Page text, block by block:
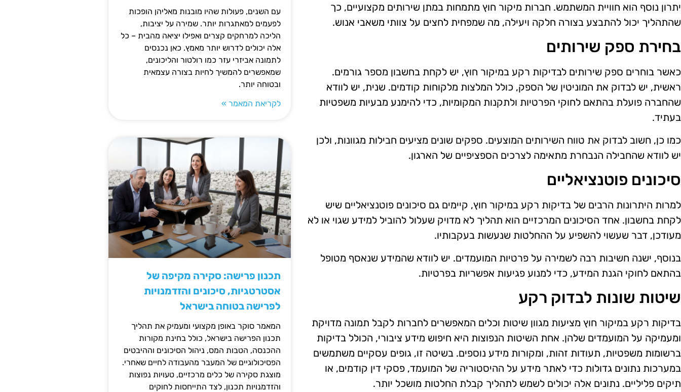
יתרון נוסף הוא חוויית המשתמש. חברות מיקור חוץ מתמחות במתן שירותים מקצועיים, כך
שהתהליך יכול להתבצע בצורה חלקה ויעילה, מה שמפחית לחצים על צוותי משאבי אנוש.
בחירת ספק שירותים
כאשר בוחרים ספק שירותים לבדיקות רקע במיקור חוץ, יש לקחת בחשבון מספר גורמים.
ראשית, יש לבדוק את המוניטין של הספק, כולל המלצות מלקוחות קודמים. שנית, יש לוודא
שהחברה פועלת בהתאם לחוקי הפרטיות ולתקנות המקומיות, כדי להימנע מבעיות משפטיות
בעתיד.
כמו כן, חשוב לבדוק את טווח השירותים המוצעים. ספקים שונים מציעים חבילות מגוונות, ולכן
יש לוודא שהחבילה הנבחרת מתאימה לצרכים הספציפיים של הארגון.
סיכונים פוטנציאליים
למרות היתרונות הרבים של בדיקות רקע במיקור חוץ, קיימים גם סיכונים פוטנציאליים שיש
לקחת בחשבון. אחד הסיכונים המרכזיים הוא תהליך לא מדויק שעלול להוביל למידע שגוי או לא
מעודכן, דבר שעשוי להשפיע על ההחלטות שנעשות בעקבותיו.
בנוסף, ישנה חשיבות רבה לשמירה על פרטיות המועמדים. יש לוודא שהמידע שנאסף מטופל
בהתאם לחוקי הגנת המידע, כדי למנוע פגיעות אפשריות בפרטיות.
שיטות שונות לבדוק רקע
בדיקות רקע במיקור חוץ מציעות מגוון שיטות וכלים המאפשרים לחברות לקבל תמונה מדויקת
ומעמיקה על המועמדים שלהן. אחת השיטות הנפוצות היא חיפוש מידע ציבורי, הכולל בדיקות
ברשומות משפטיות, תעודות זהות, ומקורות מידע נוספים. בשיטה זו, גופים עסקיים משתמשים
במערכות נתונים גדולות כדי לאתר מידע על ההיסטוריה של המועמד, פסקי דין קודמים, או
תיקים פליליים. נתונים אלה יכולים לשמש לתהליך קבלת החלטות מושכל יותר.
עם השנים, פעולות שהיו מובנות מאליהן הופכות
לפעמים למאתגרות יותר. שמירה על יציבות,
הליכה למרחקים קצרים ואפילו יציאה מהבית – כל
אלה יכולים לדרוש יותר מאמץ. כאן נכנסים
לתמונה אביזרי עזר כמו רולטור והליכונים,
שמאפשרים להמשיך לחיות בצורה עצמאית
ובטוחה יותר.
לקריאת המאמר »
תכנון פרישה: סקירה מקיפה של
אסטרטגיות, סיכונים והזדמנויות
לפרישה בטוחה בישראל
המאמר סוקר באופן מקצועי ומעמיק את תהליך
תכנון הפרישה בישראל, כולל בחינת מקורות
ההכנסה, הטבות המס, ניהול הסיכונים וההיבטים
הפסיכולוגיים של המעבר מהעבודה לחיים שאחרי.
מוצגת סקירה של כלים מרכזיים, טעויות נפוצות
והזדמנויות תכנון, לצד התייחסות לחוקים